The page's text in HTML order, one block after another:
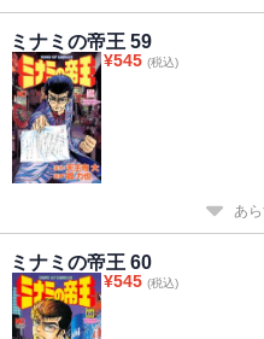
ミナミの帝王 59
¥545 (税込)
あ
ミナミの帝王 60
¥545 (税込)